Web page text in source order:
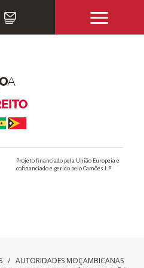
Projeto financiado pela União Europeia e
cofinanciado e gerido pelo Camões I.P
/ AUTORIDADES MOÇAMBICANAS